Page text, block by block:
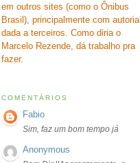
em outros sites (como o Ônibus
Brasil), principalmente com autoria
dada a terceiros. Como diria o
Marcelo Rezende, dá trabalho pra
fazer.
COMENTÁRIOS
Fabio
Sim, faz um bom tempo já
Anonymous